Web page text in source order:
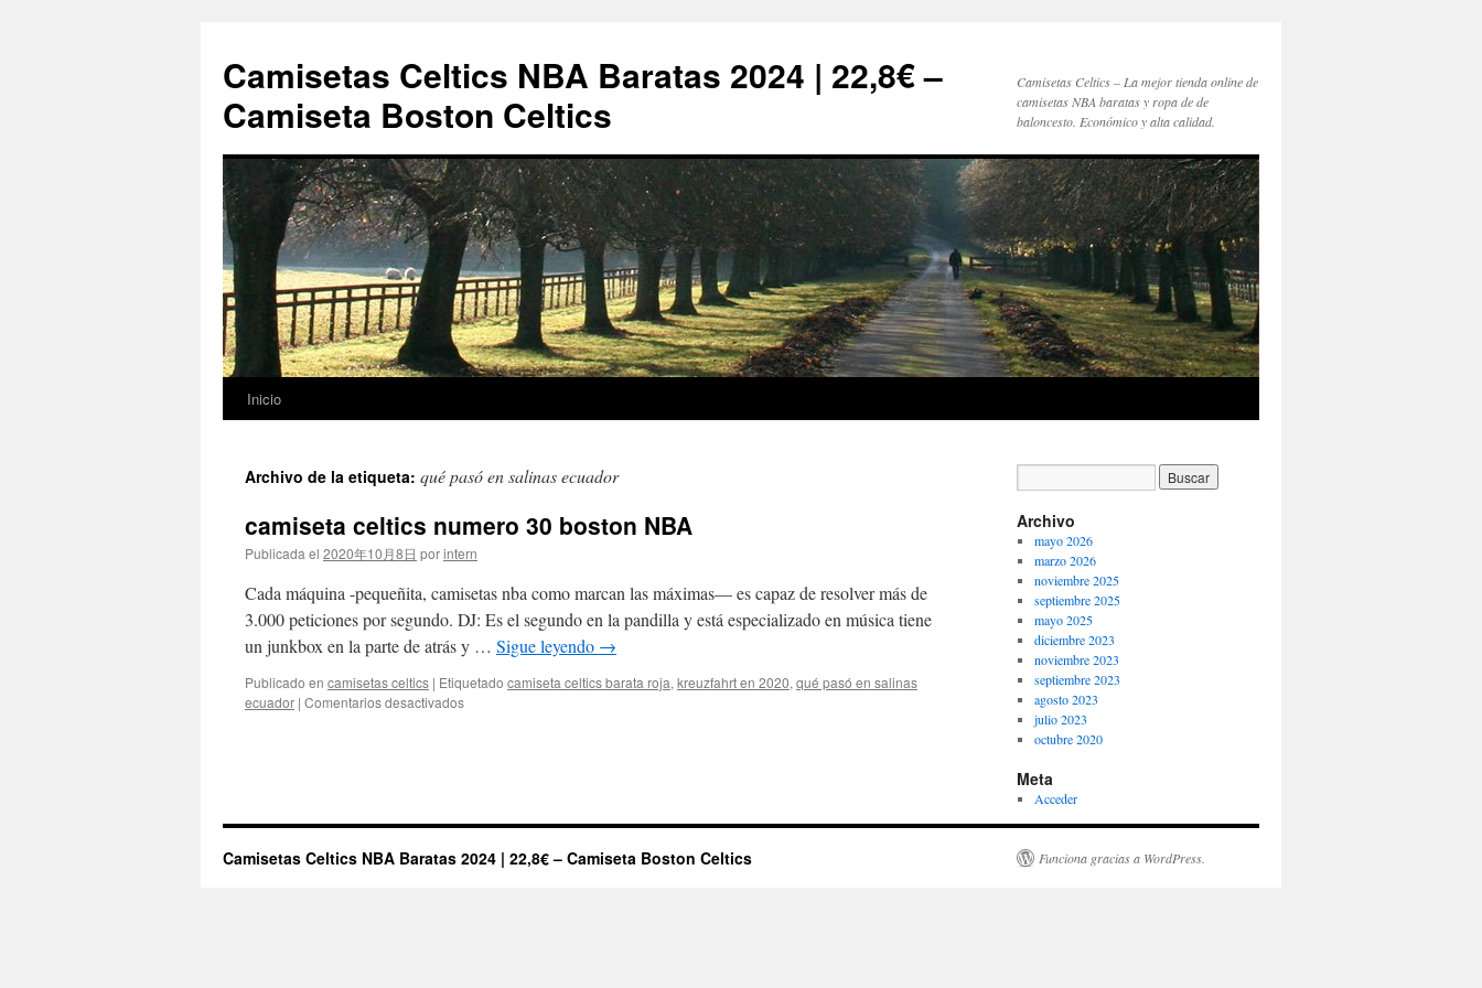
Camisetas Celtics NBA Baratas 2024 | 22,8€ –
Camiseta Boston Celtics
Camisetas Celtics – La mejor tienda online de
camisetas NBA baratas y ropa de de
baloncesto. Económico y alta calidad.
Saltar
contenido
Inicio
Archivo de la etiqueta: qué pasó en salinas ecuador
camiseta celtics numero 30 boston NBA
Publicada el 2020年10月8日 porintern
Cada máquina -pequeñita, camisetas nba como marcan las máximas— es capaz de resolver más de
3.000 peticiones por segundo. DJ: Es el segundo en la pandilla y está especializado en música tiene
un junkbox en la parte de atrás y … Sigue leyendo →
Publicado en camisetas celtics | Etiquetado camiseta celtics barata roja, kreuzfahrt en 2020, qué pasó en salinas
ecuador | Comentarios desactivadosen
NBA
Archivo
mayo 2026
marzo 2026
noviembre 2025
septiembre 2025
mayo 2025
diciembre 2023
noviembre 2023
septiembre 2023
agosto 2023
julio 2023
octubre 2020
Meta
Acceder
Camisetas Celtics NBA Baratas 2024 | 22,8€ – Camiseta Boston Celtics Funciona gracias a WordPress.